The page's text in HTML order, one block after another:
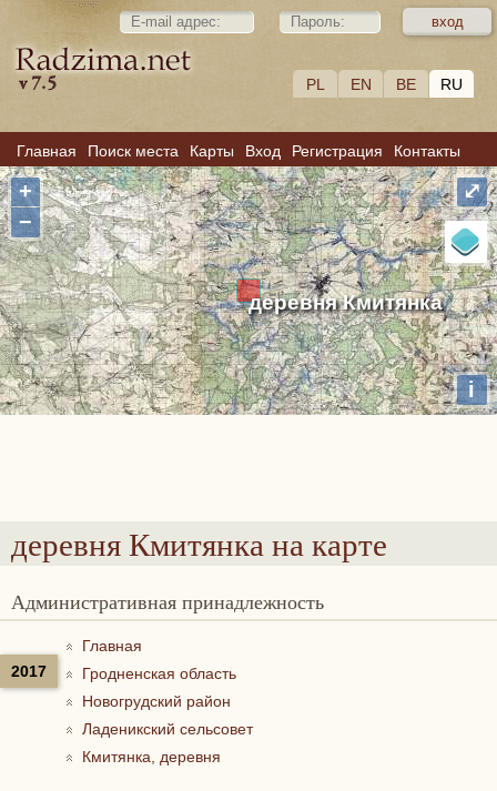
PL EN BE RU
Главная Поиск места Карты Вход Регистрация Контакты
деревня Кмитянка
+
−
i
⤢
деревня Кмитянкана карте
Административная принадлежность
2017
Главная
Гродненская область
Новогрудский район
Ладеникский сельсовет
Кмитянка, деревня